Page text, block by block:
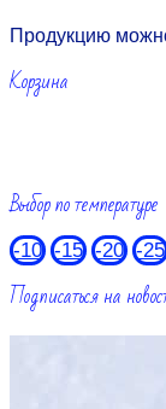
Продукцию
Корзина
Выбор по температуре
-10 -15 -20 -25
Подписаться на